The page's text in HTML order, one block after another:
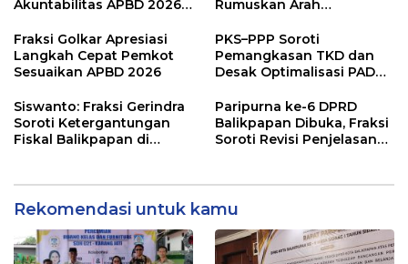
Akuntabilitas APBD 2026
Pengawasan Belanja
Modal
Rumuskan Arah
Terukur sebagai
Penyangga IKN
Fraksi Golkar Apresiasi
Langkah Cepat Pemkot
Sesuaikan APBD 2026
PKS–PPP Soroti
Pemangkasan TKD dan
Desak Optimalisasi PAD
Balikpapan 2026
Siswanto: Fraksi Gerindra
Soroti Ketergantungan
Fiskal Balikpapan di
Paripurna ke-6 DPRD
Balikpapan Dibuka, Fraksi
Soroti Revisi Penjelasan
Rekomendasi untuk kamu